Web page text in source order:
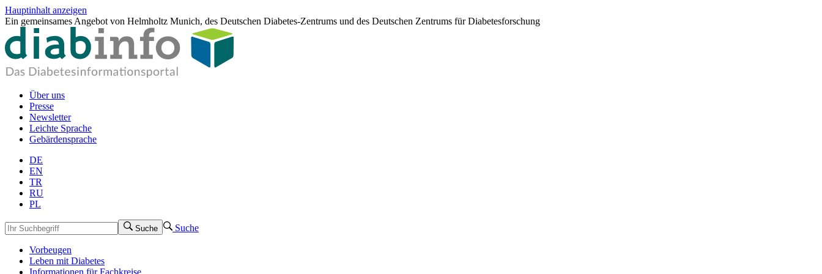
Hauptinhalt anzeigen
Ein gemeinsames Angebot von Helmholtz Munich, des Deutschen Diabetes-Zentrums und des Deutschen Zentrums für Diabetesforschung
Über uns
Presse
Newsletter
Leichte Sprache
Gebärdensprache
DE
EN
TR
RU
PL
Suche Suche
Vorbeugen
Leben mit Diabetes
Informationen für Fachkreise